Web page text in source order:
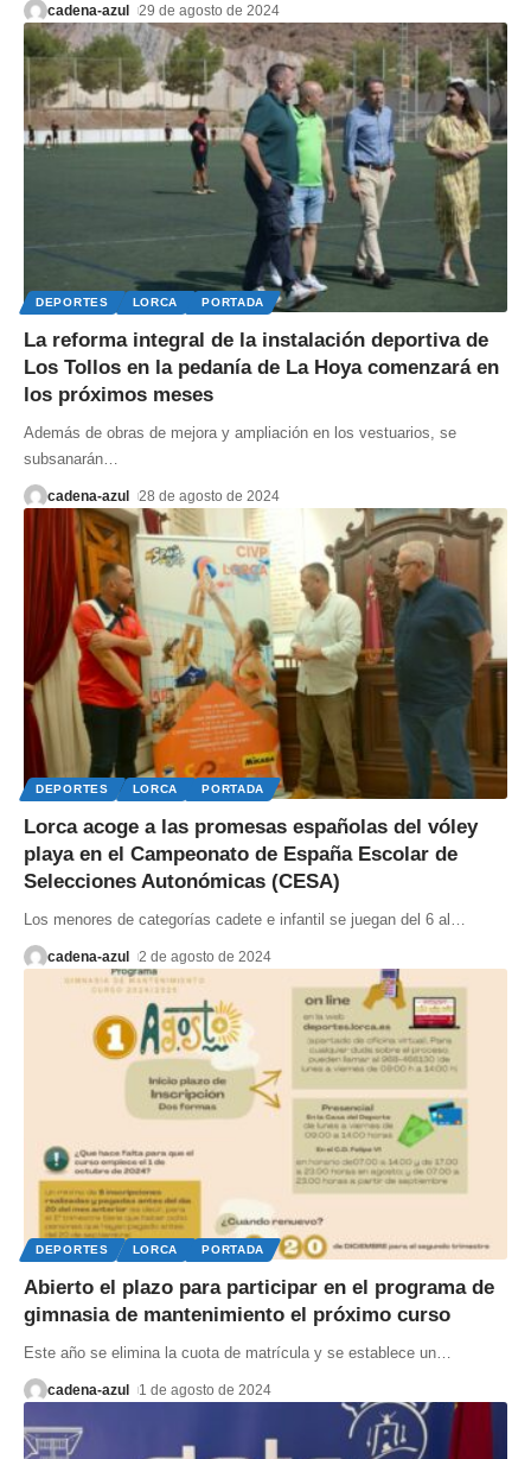
cadena-azul 29 de agosto de 2024
DEPORTES LORCA PORTADA
La reforma integral de la instalación deportiva de
Los Tollos en la pedanía de La Hoya comenzará en
los próximos meses
Además de obras de mejora y ampliación en los vestuarios, se
subsanarán…
cadena-azul 28 de agosto de 2024
DEPORTES LORCA PORTADA
Lorca acoge a las promesas españolas del vóley
playa en el Campeonato de España Escolar de
Selecciones Autonómicas (CESA)
Los menores de categorías cadete e infantil se juegan del 6 al …
cadena-azul 2 de agosto de 2024
DEPORTES LORCA PORTADA
Abierto el plazo para participar en el programa de
gimnasia de mantenimiento el próximo curso
Este año se elimina la cuota de matrícula y se establece un
cadena-azul 1 de agosto de 2024